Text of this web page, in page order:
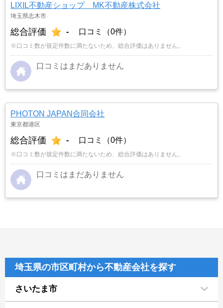
LIXIL不動産ショップ MK不動産株式会社
埼玉県志木市
総合評価 - 口コミ（0件）
※口コミ数が規定件数に満たないため、総合評価はありません。
口コミはまだありません
PHOTON JAPAN合同会社
東京都港区
総合評価 - 口コミ（0件）
※口コミ数が規定件数に満たないため、総合評価はありません。
口コミはまだありません
埼玉県の市区町村から不動産会社を探す
さいたま市